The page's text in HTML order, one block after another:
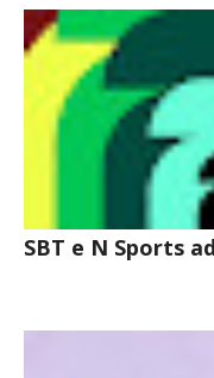
SBT e N Sports